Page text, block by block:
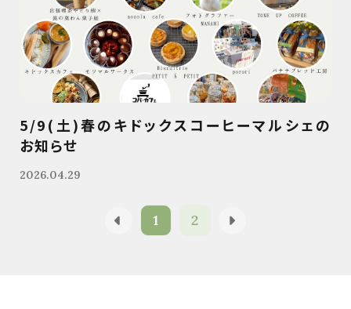
5/9(土)春のキドックスコーヒーマルシェの
お知らせ
2026.04.29
1 2